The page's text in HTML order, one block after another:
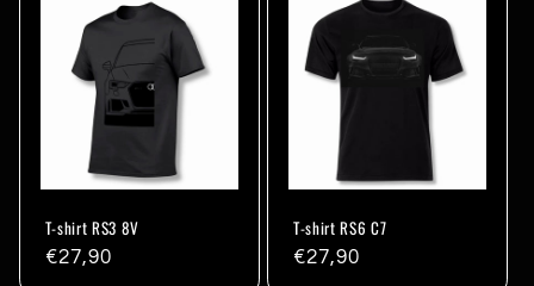
T-shirt RS3 8V
Prix
€27,90
T-shirt RS6 C7
Prix
€27,90